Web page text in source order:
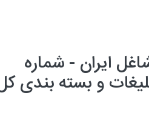
ایران - شماره
و بسته بندی